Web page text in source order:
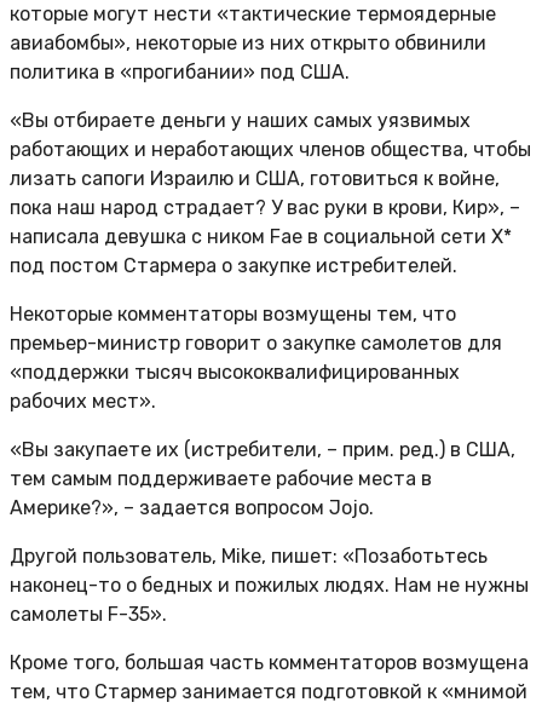
которые могут нести «тактические термоядерные
авиабомбы», некоторые из них открыто обвинили
политика в «прогибании» под США.
«Вы отбираете деньги у наших самых уязвимых
работающих и неработающих членов общества, чтобы
лизать сапоги Израилю и США, готовиться к войне,
пока наш народ страдает? У вас руки в крови, Кир», –
написала девушка с ником Fae в социальной сети X*
под постом Стармера о закупке истребителей.
Некоторые комментаторы возмущены тем, что
премьер-министр говорит о закупке самолетов для
«поддержки тысяч высококвалифицированных
рабочих мест».
«Вы закупаете их (истребители, – прим. ред.) в США,
тем самым поддерживаете рабочие места в
Америке?», – задается вопросом Jojo.
Другой пользователь, Mike, пишет: «Позаботьтесь
наконец-то о бедных и пожилых людях. Нам не нужны
самолеты F-35».
Кроме того, большая часть комментаторов возмущена
тем, что Стармер занимается подготовкой к «мнимой